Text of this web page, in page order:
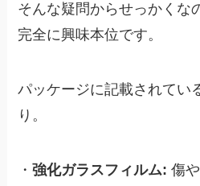
そんな疑問からせっかくな
完全に興味本位です。
パッケージに記載されてい
り。
・強化ガラスフィルム: 傷